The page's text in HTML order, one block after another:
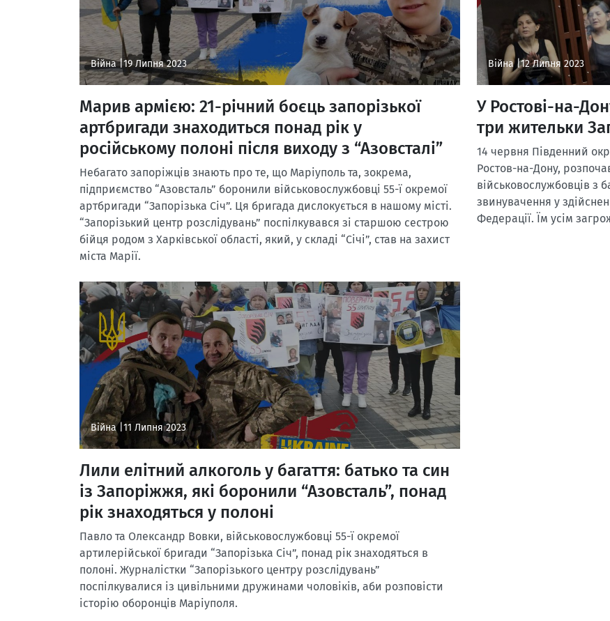
Війна |19 Липня 2023
Марив армією: 21-річний боєць запорізької
артбригади знаходиться понад рік у
російському полоні після виходу з “Азовсталі”
Небагато запоріжців знають про те, що Маріуполь та, зокрема,
підприємство “Азовсталь” боронили військовослужбовці 55-ї окремої
артбригади “Запорізька Січ”. Ця бригада дислокується в нашому місті.
“Запорізький центр розслідувань” поспілкувався зі старшою сестрою
бійця родом з Харківської області, який, у складі “Січі”, став на захист
міста Марії.
Війна |12 Липня 2023
У Ростові-на-
три жительки
14 червня Південний
Ростов-на-Дону,
військовослужбовців з
звинувачення у
Федерації. Їм усім
Війна | 11 Липня 2023
Лили елітний алкоголь у багаття: батько та син
із Запоріжжя, які боронили “Азовсталь”, понад
рік знаходяться у полоні
Павло та Олександр Вовки, військовослужбовці 55-ї окремої
артилерійської бригади “Запорізька Січ”, понад рік знаходяться в
полоні. Журналістки “Запорізького центру розслідувань”
поспілкувалися із цивільними дружинами чоловіків, аби розповісти
історію оборонців Маріуполя.